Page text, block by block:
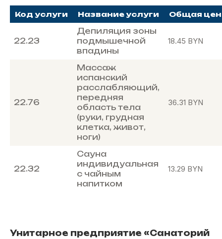
Код услуги Название услуги Общая
22.23
Депиляция зоны
подмышечной
впадины
18.45 BYN
22.76
Массаж
испанский
расслабляющий,
передняя
область тела
(руки, грудная
клетка, живот,
ноги)
36.31 BYN
22.32
Сауна
индивидуальная
с чайным
напитком
13.29 BYN
Унитарное предприятие «Санаторий